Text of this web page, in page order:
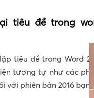
tiêu đề trong
tiêu đề trong Word
tương tự như các
với phiên bản 2016 bạn